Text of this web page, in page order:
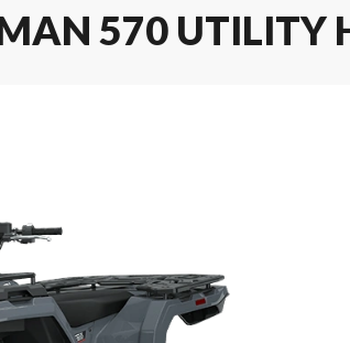
570 UTILITY